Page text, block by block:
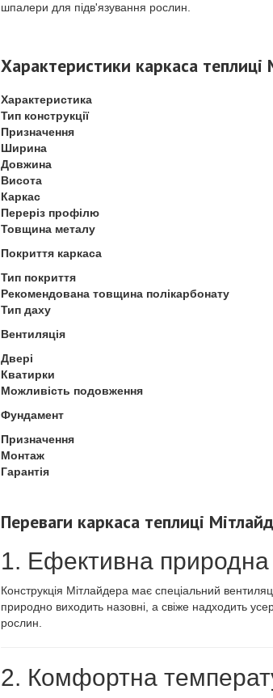
шпалери для підв'язування рослин.
Характеристики каркаса
Характеристика
Тип конструкції
Призначення
Ширина
Довжина
Висота
Каркас
Переріз профілю
Товщина металу
Покриття каркаса
Тип покриття
Рекомендована товщина полікарбонату
Тип даху
Вентиляція
Двері
Кватирки
Можливість подовження
Фундамент
Призначення
Монтаж
Гарантія
Переваги каркаса теплиці
1. Ефективна природна
Конструкція Мітлайдера має спеціальний
природно виходить назовні, а свіже надходить
рослин.
2. Комфортна